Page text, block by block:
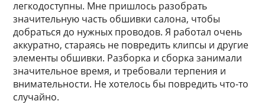
легкодоступны. Мне пришлось разобрать
значительную часть обшивки салона, чтобы
добраться до нужных проводов. Я работал очень
аккуратно, стараясь не повредить клипсы и другие
элементы обшивки. Разборка и сборка занимали
значительное время, и требовали терпения и
внимательности. Не хотелось бы повредить что-то
случайно.